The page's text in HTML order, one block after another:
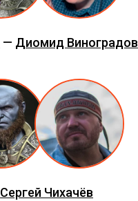
— Диомид Виноградов
Сергей Чихачёв